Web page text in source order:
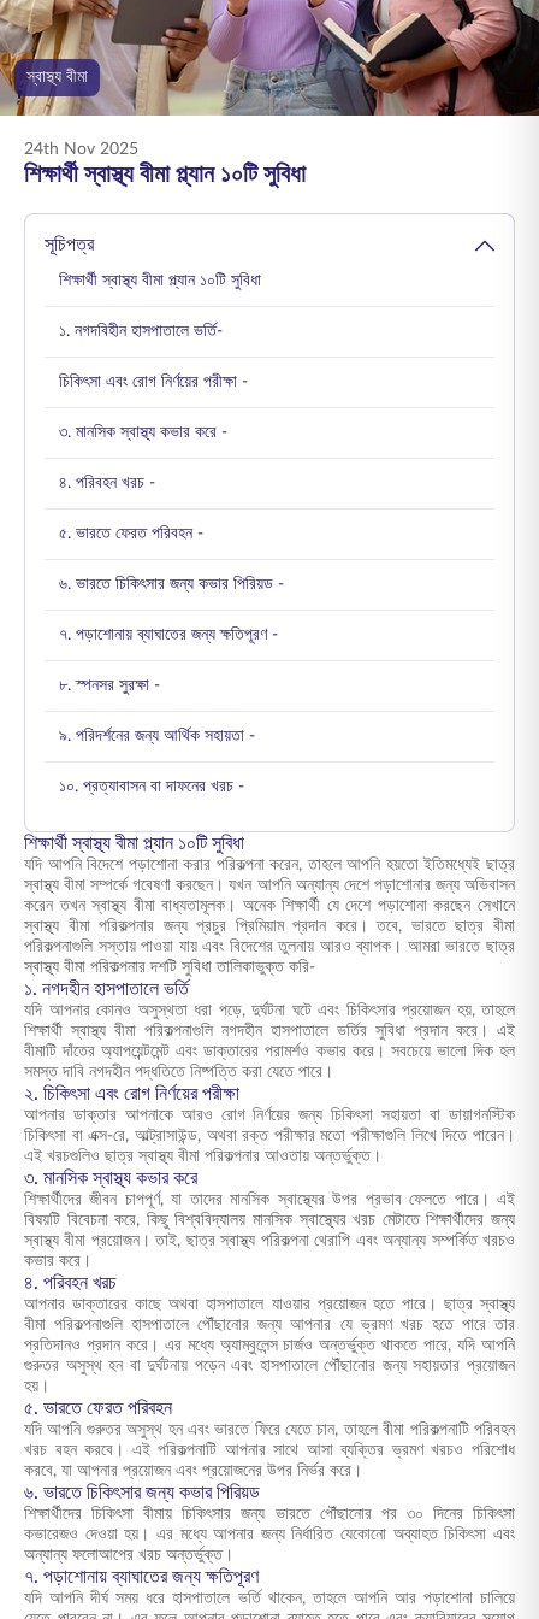
ENGLISH
অনলাইনে কিনুন প্রিমিয়াম পরিশোধ করুন
স্বাস্থ্য বীমা
24th Nov 2025
শিক্ষার্থী স্বাস্থ্য বীমা প্ল্যান ১০টি সুবিধা
সূচিপত্র
শিক্ষার্থী স্বাস্থ্য বীমা প্ল্যান ১০টি সুবিধা
১. নগদবিহীন হাসপাতালে ভর্তি-
চিকিৎসা এবং রোগ নির্ণয়ের পরীক্ষা -
৩. মানসিক স্বাস্থ্য কভার করে -
৪. পরিবহন খরচ -
৫. ভারতে ফেরত পরিবহন -
৬. ভারতে চিকিৎসার জন্য কভার পিরিয়ড -
৭. পড়াশোনায় ব্যাঘাতের জন্য ক্ষতিপূরণ -
৮. স্পনসর সুরক্ষা -
৯. পরিদর্শনের জন্য আর্থিক সহায়তা -
১০. প্রত্যাবাসন বা দাফনের খরচ -
শিক্ষার্থী স্বাস্থ্য বীমা প্ল্যান ১০টি সুবিধা
যদি আপনি বিদেশে পড়াশোনা করার পরিকল্পনা করেন, তাহলে আপনি হয়তো ইতিমধ্যেই ছাত্র
স্বাস্থ্য বীমা সম্পর্কে গবেষণা করছেন। যখন আপনি অন্যান্য দেশে পড়াশোনার জন্য অভিবাসন
করেন তখনস্বাস্থ্য বীমাবাধ্যতামূলক। অনেক শিক্ষার্থী যে দেশে পড়াশোনা করছেন সেখানে
স্বাস্থ্য বীমা পরিকল্পনার জন্য প্রচুর প্রিমিয়াম প্রদান করে। তবে, ভারতে ছাত্র বীমা
পরিকল্পনাগুলি সস্তায় পাওয়া যায় এবং বিদেশের তুলনায় আরও ব্যাপক। আমরা ভারতে ছাত্র
স্বাস্থ্য বীমা পরিকল্পনার দশটি সুবিধা তালিকাভুক্ত করি-
১. নগদহীন হাসপাতালে ভর্তি
যদি আপনার কোনও অসুস্থতা ধরা পড়ে, দুর্ঘটনা ঘটে এবং চিকিৎসার প্রয়োজন হয়, তাহলে
শিক্ষার্থী স্বাস্থ্য বীমা পরিকল্পনাগুলি নগদহীন হাসপাতালে ভর্তির সুবিধা প্রদান করে। এই
বীমাটি দাঁতের অ্যাপয়েন্টমেন্ট এবং ডাক্তারের পরামর্শও কভার করে। সবচেয়ে ভালো দিক হল
সমস্ত দাবি নগদহীন পদ্ধতিতে নিষ্পত্তি করা যেতে পারে।
২. চিকিৎসা এবং রোগ নির্ণয়ের পরীক্ষা
আপনার ডাক্তার আপনাকে আরও রোগ নির্ণয়ের জন্য চিকিৎসা সহায়তা বা ডায়াগনস্টিক
চিকিৎসা বা এক্স-রে, আল্ট্রাসাউন্ড, অথবা রক্ত পরীক্ষার মতো পরীক্ষাগুলি লিখে দিতে পারেন।
এই খরচগুলিও ছাত্র স্বাস্থ্য বীমা পরিকল্পনার আওতায় অন্তর্ভুক্ত।
৩. মানসিক স্বাস্থ্য কভার করে
শিক্ষার্থীদের জীবন চাপপূর্ণ, যা তাদের মানসিক স্বাস্থ্যের উপর প্রভাব ফেলতে পারে। এই
বিষয়টি বিবেচনা করে, কিছু বিশ্ববিদ্যালয় মানসিক স্বাস্থ্যের খরচ মেটাতে শিক্ষার্থীদের জন্য
স্বাস্থ্য বীমা প্রয়োজন। তাই, ছাত্র স্বাস্থ্য পরিকল্পনা থেরাপি এবং অন্যান্য সম্পর্কিত খরচও
কভার করে।
৪. পরিবহন খরচ
আপনার ডাক্তারের কাছে অথবা হাসপাতালে যাওয়ার প্রয়োজন হতে পারে। ছাত্র স্বাস্থ্য
বীমা পরিকল্পনাগুলি হাসপাতালে পৌঁছানোর জন্য আপনার যে ভ্রমণ খরচ হতে পারে তার
প্রতিদানও প্রদান করে। এর মধ্যে অ্যাম্বুলেন্স চার্জও অন্তর্ভুক্ত থাকতে পারে, যদি আপনি
গুরুতর অসুস্থ হন বা দুর্ঘটনায় পড়েন এবং হাসপাতালে পৌঁছানোর জন্য সহায়তার প্রয়োজন
হয়।
৫. ভারতে ফেরত পরিবহন
যদি আপনি গুরুতর অসুস্থ হন এবং ভারতে ফিরে যেতে চান, তাহলে বীমা পরিকল্পনাটি পরিবহন
খরচ বহন করবে। এই পরিকল্পনাটি আপনার সাথে আসা ব্যক্তির ভ্রমণ খরচও পরিশোধ
করবে, যা আপনার প্রয়োজন এবং প্রয়োজনের উপর নির্ভর করে।
৬. ভারতে চিকিৎসার জন্য কভার পিরিয়ড
শিক্ষার্থীদের চিকিৎসা বীমায় চিকিৎসার জন্য ভারতে পৌঁছানোর পর ৩০ দিনের চিকিৎসা
কভারেজও দেওয়া হয়। এর মধ্যে আপনার জন্য নির্ধারিত যেকোনো অব্যাহত চিকিৎসা এবং
অন্যান্য ফলোআপের খরচ অন্তর্ভুক্ত।
৭. পড়াশোনায় ব্যাঘাতের জন্য ক্ষতিপূরণ
যদি আপনি দীর্ঘ সময় ধরে হাসপাতালে ভর্তি থাকেন, তাহলে আপনি আর পড়াশোনা চালিয়ে